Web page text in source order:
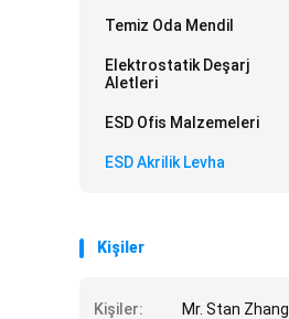
Temiz Oda Mendil
Elektrostatik Deşarj
Aletleri
ESD Ofis Malzemeleri
ESD Akrilik Levha
Kişiler
Kişiler:
Mr. Stan Zhang